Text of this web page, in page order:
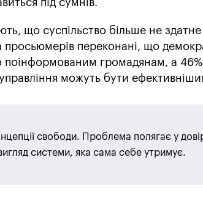
під сумнів.
що суспільство більше не
переконані, що
поінформованим громадянам, а
можуть бути
свободи. Проблема полягає у
системи, яка сама себе утримує.